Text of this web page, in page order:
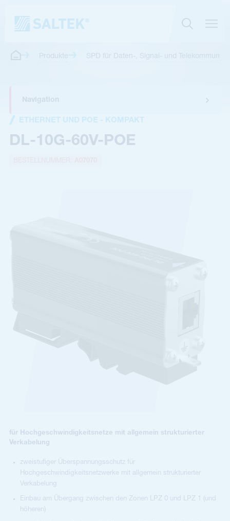
SPD für Daten-, Signal- und
Navigation
ETHERNET UND POE - KOMPAKT
DL-10G-60V-POE
für Hochgeschwindigkeitsnetze mit allgemein strukturierter
Verkabelung
zweistufiger Überspannungsschutz für
Hochgeschwindigkeitsnetzwerke mit allgemein strukturierter
Verkabelung
Einbau am Übergang zwischen den Zonen LPZ 0 und LPZ 1 (und
höheren)